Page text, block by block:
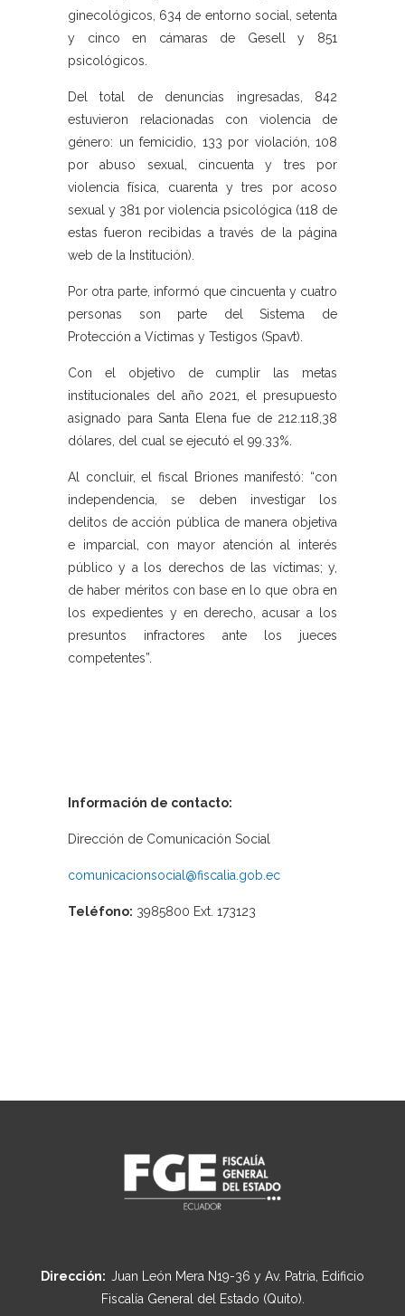
ginecológicos, 634 de entorno social, setenta
y cinco en cámaras de Gesell y 851
psicológicos.
Del total de denuncias ingresadas, 842
estuvieron relacionadas con violencia de
género: un femicidio, 133 por violación, 108
por abuso sexual, cincuenta y tres por
violencia física, cuarenta y tres por acoso
sexual y 381 por violencia psicológica (118 de
estas fueron recibidas a través de la página
web de la Institución).
Por otra parte, informó que cincuenta y cuatro
personas son parte del Sistema de
Protección a Víctimas y Testigos (Spavt).
Con el objetivo de cumplir las metas
institucionales del año 2021, el presupuesto
asignado para Santa Elena fue de 212.118,38
dólares, del cual se ejecutó el 99.33%.
Al concluir, el fiscal Briones manifestó: “con
independencia, se deben investigar los
delitos de acción pública de manera objetiva
e imparcial, con mayor atención al interés
público y a los derechos de las víctimas; y,
de haber méritos con base en lo que obra en
los expedientes y en derecho, acusar a los
presuntos infractores ante los jueces
competentes”.
Información de contacto:
Dirección de Comunicación Social
comunicacionsocial@fiscalia.gob.ec
Teléfono: 3985800 Ext. 173123
Dirección: Juan León Mera N19-36 y Av. Patria, Edificio
Fiscalía General del Estado (Quito).